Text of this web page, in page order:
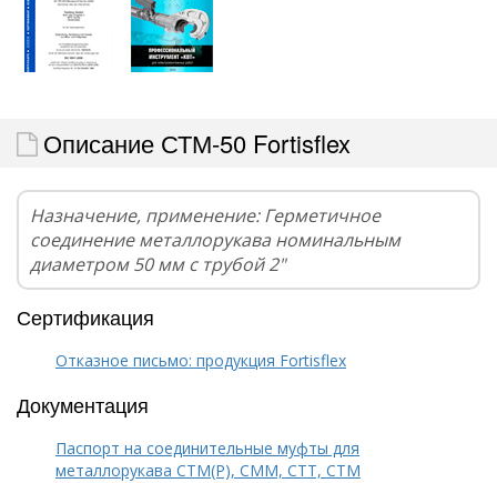
Описание СТМ-50 Fortisflex
Назначение, применение: Герметичное
соединение металлорукава номинальным
диаметром 50 мм с трубой 2"
Сертификация
Отказное письмо: продукция Fortisflex
Документация
Паспорт на соединительные муфты для
металлорукава СТМ(Р), СММ, СТТ, СТМ